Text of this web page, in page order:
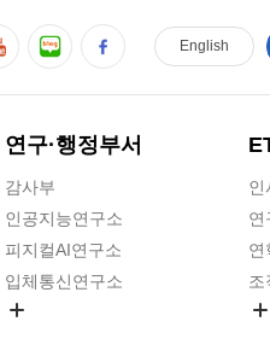
연구·행정부서
감사부
인공지능연구소
피지컬AI연구소
입체통신연구소
인
연
연
조
English